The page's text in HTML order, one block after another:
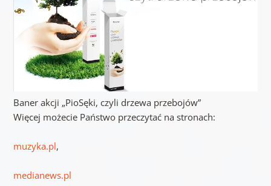
Baner akcji „PioSęki, czyli drzewa przebojów”
Więcej możecie Państwo przeczytać na stronach:
muzyka.pl,
medianews.pl